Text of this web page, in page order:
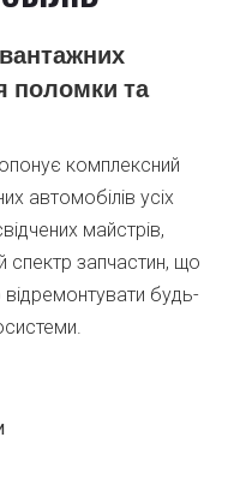
поломки та
комплексний
автомобілів усіх
майстрів,
спектр запчастин, що
будь-